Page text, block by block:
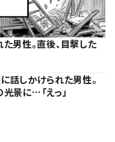
男性。直後、目撃した
しかけられた男性。
景に…「えっ」